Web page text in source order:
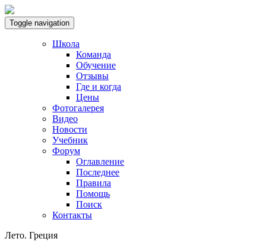
Toggle navigation
Школа
Команда
Обучение
Отзывы
Где и когда
Цены
Фотогалерея
Видео
Новости
Учебник
Форум
Оглавление
Последнее
Правила
Помощь
Поиск
Контакты
Лето. Греция